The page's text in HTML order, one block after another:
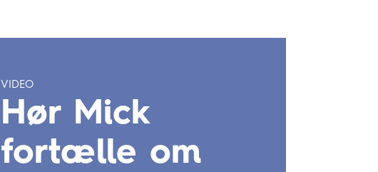
VIDEO
Hør Mick
fortælle om